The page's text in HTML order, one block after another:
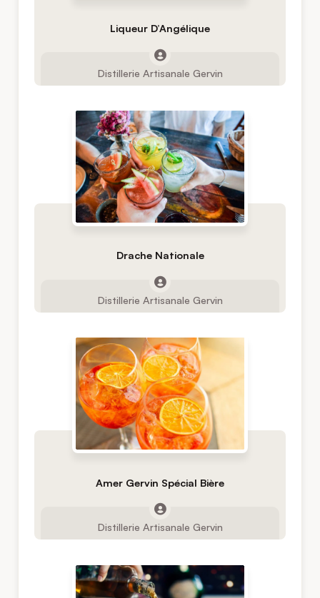
Liqueur D’Angélique
Distillerie Artisanale Gervin
Drache Nationale
Distillerie Artisanale Gervin
Amer Gervin Spécial Bière
Distillerie Artisanale Gervin